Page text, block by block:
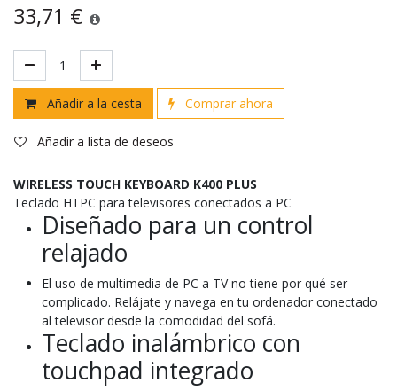
33,71 €
Añadir a la cesta Comprar ahora
Añadir a lista de deseos
WIRELESS TOUCH KEYBOARD K400 PLUS
Teclado HTPC para televisores conectados a PC
Diseñado para un control
relajado
El uso de multimedia de PC a TV no tiene por qué ser
complicado. Relájate y navega en tu ordenador conectado
al televisor desde la comodidad del sofá.
Teclado inalámbrico con
touchpad integrado